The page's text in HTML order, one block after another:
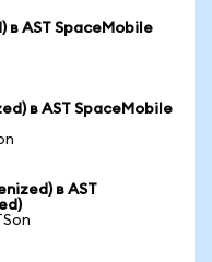
в AST SpaceMobile
в AST SpaceMobile
в AST